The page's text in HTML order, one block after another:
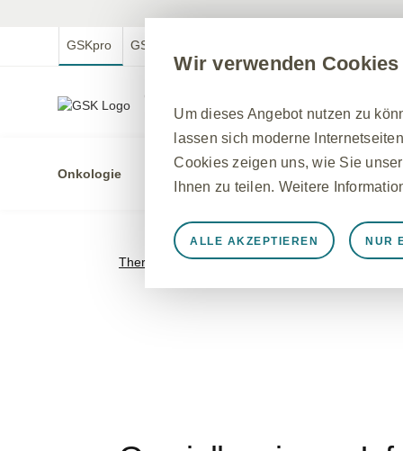
GSKpro GSKmed
Für medizinische Fachkreise in Deutschland
Onkologie
Therapiegebiete > Ovarialkarzinom
Wir verwenden Cookies
Um dieses Angebot nutzen zu
lassen sich moderne
Cookies zeigen uns, wie Sie
Ihnen zu teilen. Weitere
Immer aktiv Nur unbedingt
Notwendig, damit die Website
NUR
ALLE AKZEPTIEREN